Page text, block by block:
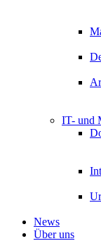
IT- und
News
Über uns